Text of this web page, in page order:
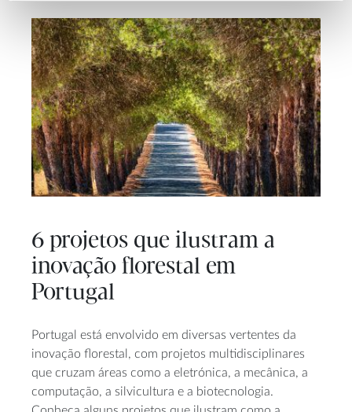
6 projetos que ilustram a
inovação florestal em
Portugal
Portugal está envolvido em diversas vertentes da
inovação florestal, com projetos multidisciplinares
que cruzam áreas como a eletrónica, a mecânica, a
computação, a silvicultura e a biotecnologia.